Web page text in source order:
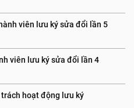
viên lưu ký sửa đổi lần 5
viên lưu ký sửa đổi lần 4
hoạt động lưu ký